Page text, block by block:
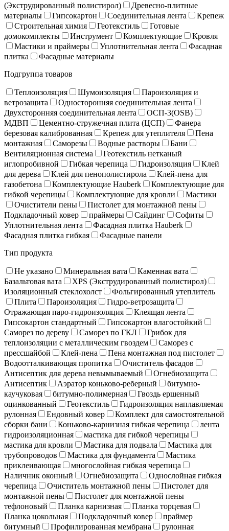
(Экструдированный полистирол)
Древесно-плитные
материалы
Гипсокартон Соединительная лента
Крепеж
Строительная химия
Геотекстиль
Готовые
домокомплекты
Инструмент Комплектующие
Кровля
Мастики и праймеры
Уплотнительная лента
Фасадная
плитка
Фасадные материалы
Подгруппа товаров
Теплоизоляция Шумоизоляция
Пароизоляция и
ветрозащита
Односторонняя соединительная лента
Двухсторонняя соединительная лента
ОСП-3(OSB)
МДВП
Цементно-стружечная плита (ЦСП)
Фанера
березовая калиброванная
Крепеж для утеплителя
Пена
монтажная
Саморезы Водные растворы
Бани
Вентиляционная система
Геотекстиль нетканый
иглопробивной
Гибкая черепица Гидроизоляция
Клей
для дерева
Клей для пенополистирола
Клей-пена для
газобетона
Комплектующие Hauberk
Комплектующие для
гибкой черепицы
Комплектующие для кровли
Мастики
Очистители пены
Пистолет для монтажной пены
Подкладочный ковер
праймеры Сайдинг
Софиты
Уплотнительная лента
Фасадная плитка Hauberk
Фасадная плитка гибкая
Фасадные панели
Тип продукта
Не указано Минеральная вата
Каменная вата
Базальтовая вата
XPS (Экструдированный полистирол)
Изоляционный стеклохолст
Фольгированный утеплитель
Плита
Пароизоляция
Гидро-ветрозащита
Отражающая паро-гидроизоляция
Клеящая лента
Гипсокартон стандартный
Гипсокартон влагостойкий
Саморез по дереву
Саморез по ГКЛ
Грибок для
теплоизоляции с металлическим гвоздем
Саморез с
прессшайбой
Клей-пена
Пена монтажная под пистолет
Водоотталкивающая пропитка
Очиститель фасадов
Антисептик для дерева невымываемый
Огнебиозащита
Антисептик
Аэратор коньково-реберный
битумно-
каучуковая
битумно-полимерная
Гвоздь ершенный
оцинкованный
Геотекстиль
Гидроизоляция наплавляемая
рулонная
Ендовный ковер
Комплект для самостоятельной
сборки бани
Коньково-карнизная гибкая черепица
лента
гидроизоляционная
мастика для гибкой черепицы
мастика для кровли
Мастика для подвала
Мастика для
трубопроводов
Мастика для фундамента
Мастика
приклеивающая
многослойная гибкая черепица
Наличник оконный
Огнебиозащита
Однослойная гибкая
черепица
Очиститель монтажной пены
Пистолет для
монтажной пены
Пистолет для монтажной пены
тефлоновый
Планка карнизная
Планка торцевая
Планка цокольная
Подкладочный ковер
праймер
битумный
Профилированная мембрана рулонная